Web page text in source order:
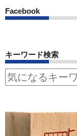
Facebook
キーワード検索